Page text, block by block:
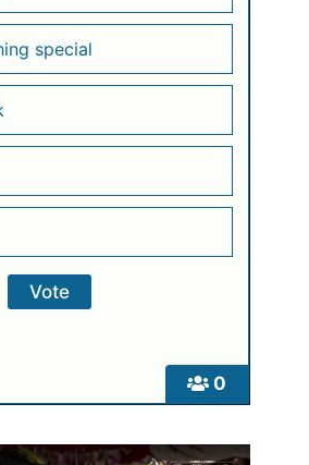
0
special